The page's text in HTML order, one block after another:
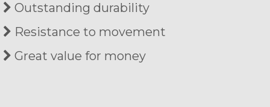
Outstanding durability
Resistance to movement
Great value for money